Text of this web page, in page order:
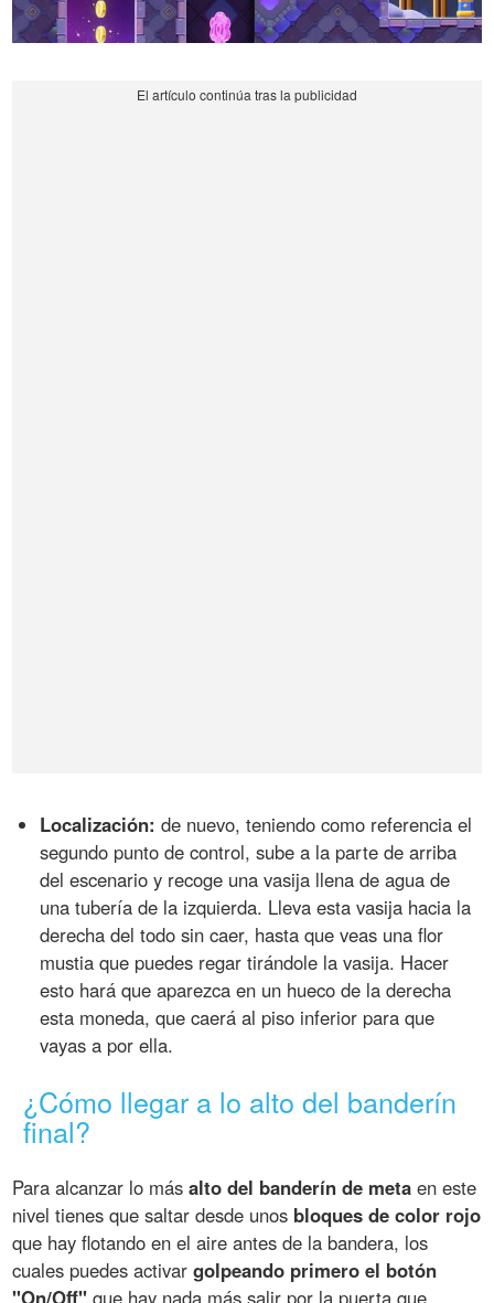
Localización: de nuevo, teniendo como referencia el
segundo punto de control, sube a la parte de arriba
del escenario y recoge una vasija llena de agua de
una tubería de la izquierda. Lleva esta vasija hacia la
derecha del todo sin caer, hasta que veas una flor
mustia que puedes regar tirándole la vasija. Hacer
esto hará que aparezca en un hueco de la derecha
esta moneda, que caerá al piso inferior para que
vayas a por ella.
¿Cómo llegar a lo alto del banderín
final?
Para alcanzar lo másalto del banderín de meta en este
nivel tienes que saltar desde unos bloques de color rojo
que hay flotando en el aire antes de la bandera, los
cuales puedes activargolpeando primero el botón